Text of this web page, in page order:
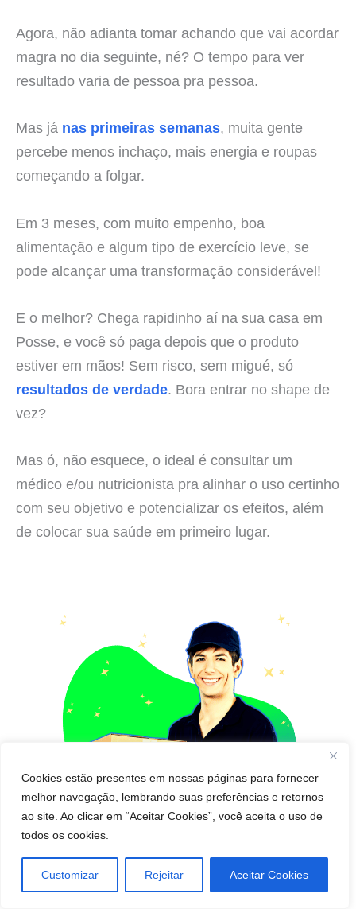
Cookies estão presentes em nossas páginas para fornecer
melhor navegação, lembrando suas preferências e retornos
ao site. Ao clicar em “Aceitar Cookies”, você aceita o uso de
todos os cookies.
Customizar Rejeitar Aceitar Cookies
Agora, não adianta tomar achando que vai acordar
magra no dia seguinte, né? O tempo para ver
resultado varia de pessoa pra pessoa.
Mas já nas primeiras semanas, muita gente
percebe menos inchaço, mais energia e roupas
começando a folgar.
Em 3 meses, com muito empenho, boa
alimentação e algum tipo de exercício leve, se
pode alcançar uma transformação considerável!
E o melhor? Chega rapidinho aí na sua casa em
Posse, e você só paga depois que o produto
estiver em mãos! Sem risco, sem migué, só
resultados de verdade. Bora entrar no shape de
vez?
Mas ó, não esquece, o ideal é consultar um
médico e/ou nutricionista pra alinhar o uso certinho
com seu objetivo e potencializar os efeitos, além
de colocar sua saúde em primeiro lugar.
Pedido de cápsula emagrecedora para Entregar